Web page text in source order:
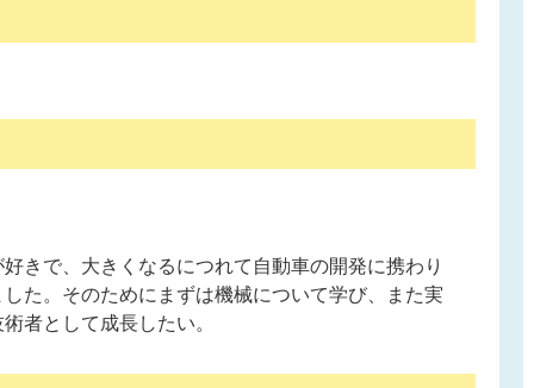
きで、大きくなるにつれて自動車の開発に携わり
た。そのためにまずは機械について学び、また実
者として成長したい。